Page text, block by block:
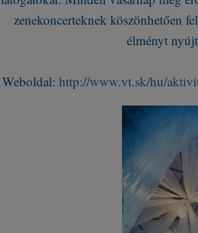
zenekoncerteknek köszönhetően
élményt
Weboldal: http://www.vt.sk/hu/